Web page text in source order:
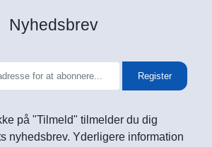
Nyhedsbrev
Register
på "Tilmeld" tilmelder du dig
nyhedsbrev. Yderligere information